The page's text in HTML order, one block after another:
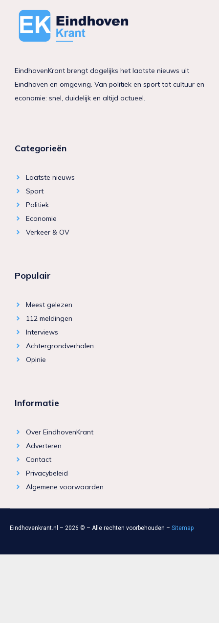
EindhovenKrant brengt dagelijks het laatste nieuws uit
Eindhoven en omgeving. Van politiek en sport tot cultuur en
economie: snel, duidelijk en altijd actueel.
Categorieën
Laatste nieuws
Sport
Politiek
Economie
Verkeer & OV
Populair
Meest gelezen
112 meldingen
Interviews
Achtergrondverhalen
Opinie
Informatie
Over EindhovenKrant
Adverteren
Contact
Privacybeleid
Algemene voorwaarden
Eindhovenkrant.nl – 2026 © – Alle rechten voorbehouden – Sitemap